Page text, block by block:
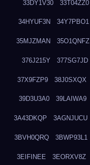
33DY1V30 33T04ZZ0
34HYUF3N 34Y7PBO1
35MJZMAN 35O1QNFZ
376J215Y 377SG7JD
37X9FZP9 38J0SXQX
39D3U3A0 39LAIWA9
3A43DKQP 3AGNJUCU
3BVH0QRQ 3BWP93L1
3EIFINEE 3EORXV8Z